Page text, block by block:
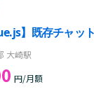
】既存チャッ
ンジニア案件・求
大崎駅
円/月額